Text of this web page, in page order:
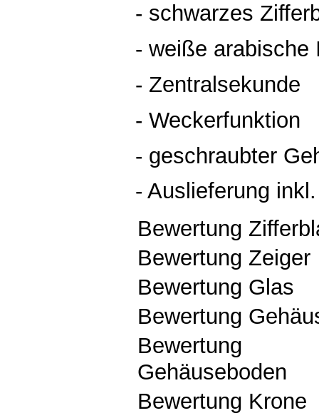
- schwarzes
- weiße arabische
- Zentralsekunde
- Weckerfunktion
- geschraubter
- Auslieferung
Bewertung
Bewertung Zeiger
Bewertung Glas
Bewertung
Bewertung
Gehäuseboden
Bewertung Krone